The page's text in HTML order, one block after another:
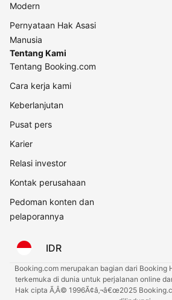
Modern
Pernyataan Hak Asasi
Manusia
Tentang Kami
Tentang Booking.com
Cara kerja kami
Keberlanjutan
Pusat pers
Karier
Relasi investor
Kontak perusahaan
Pedoman konten dan
pelaporannya
IDR
Booking.com merupakan bagian dari Booking
terkemuka di dunia untuk perjalanan online
Hak cipta Ã‚Â© 1996Ã¢â‚¬â€œ2025